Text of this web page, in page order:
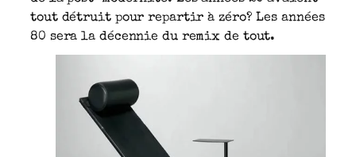
tout détruit pour repartir à zéro? Les années
80 sera la décennie du remix de tout.